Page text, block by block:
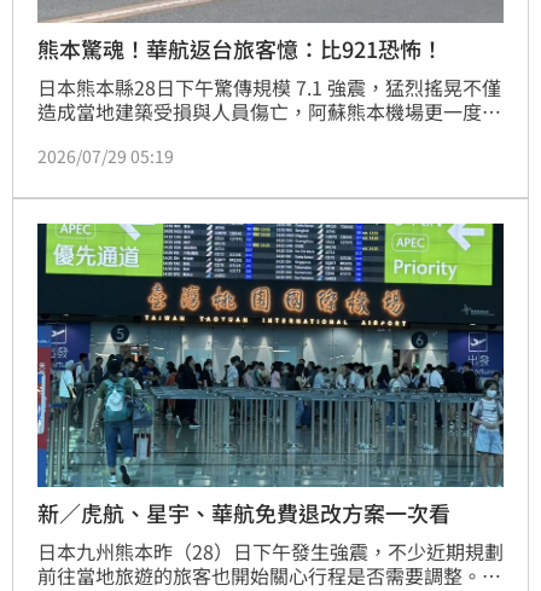
熊本驚魂！華航返台旅客憶：比921恐怖！
日本熊本縣28日下午驚傳規模 7.1 強震，猛烈搖晃不僅
造成當地建築受損與人員傷亡，阿蘇熊本機場更一度緊
熊本的航班陸續復飛。其中，華航班機於今日下午順利
一瞬間，不少旅客至今仍餘悸猶存，有人親眼目睹熊本
城城牆坍塌，甚至有旅客驚呼：「上下狂晃，感覺比台
灣921還嚴重！」
2026/07/29 05:19
新／虎航、星宇、華航免費退改方案一次看
日本九州熊本昨（28）日下午發生強震，不少近期規劃
前往當地旅遊的旅客也開始關心行程是否需要調整。針